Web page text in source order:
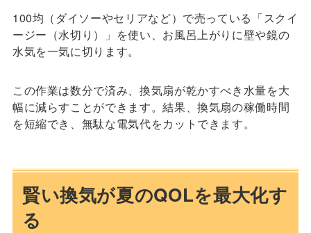
100均（ダイソーやセリアなど）で売っている「スクイ
ージー（水切り）」を使い、お風呂上がりに壁や鏡の
水気を一気に切ります。
この作業は数分で済み、換気扇が乾かすべき水量を大
幅に減らすことができます。結果、換気扇の稼働時間
を短縮でき、無駄な電気代をカットできます。
賢い換気が夏のQOLを最大化す
る